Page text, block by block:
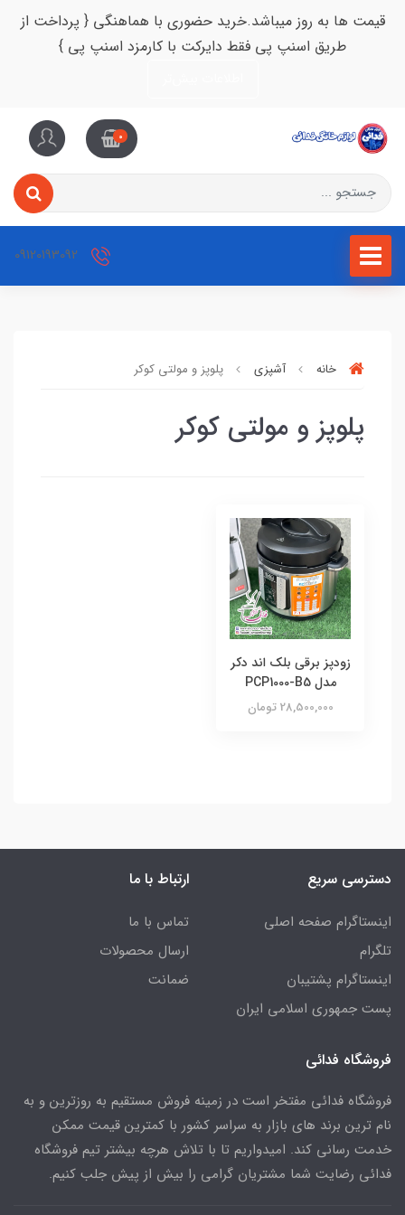
قیمت ها به روز میباشد.خرید حضوری با هماهنگی { پرداخت از
طریق اسنپ پی فقط دایرکت با کارمزد اسنپ پی }
0
خانه آشپزی پلوپز و مولتی کوکر
پلوپز و مولتی کوکر
زودپز برقی بلک اند دکر
مدل PCP1000-B5
28,500,000 تومان
دسترسی سریع
اینستاگرام صفحه اصلی
تلگرام
اینستاگرام پشتیبان
پست جمهوری اسلامی ایران
ارتباط با ما
تماس با ما
ارسال محصولات
ضمانت
فروشگاه فدائی
فروشگاه فدائی مفتخر است در زمینه فروش مستقیم به روزترین و به
نام ترین برند های بازار به سراسر کشور با کمترین قیمت ممکن
خدمت رسانی کند. امیدواریم تا با تلاش هرچه بیشتر تیم فروشگاه
فدائی رضایت شما مشتریان گرامی را بیش از پیش جلب کنیم.